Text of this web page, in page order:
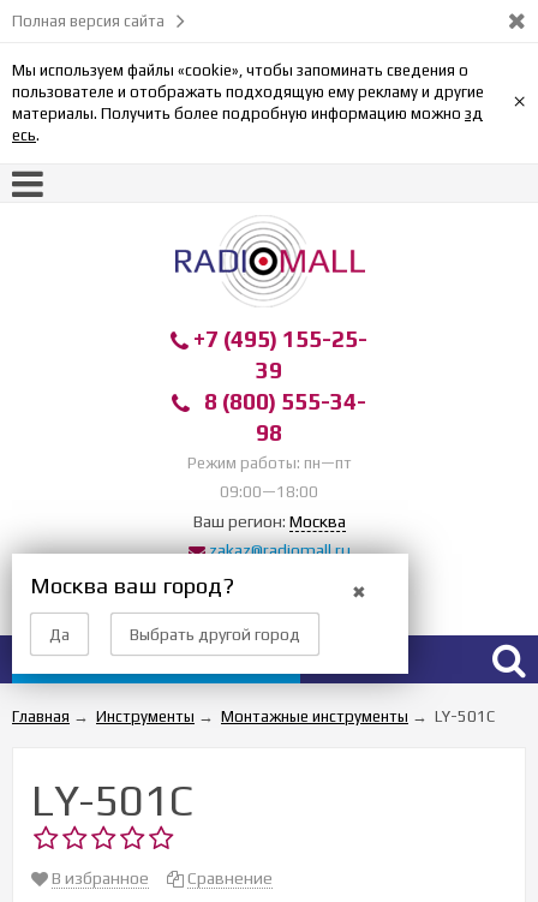
Полная версия сайта
Мы используем файлы «cookie», чтобы запоминать сведения о
пользователе и отображать подходящую ему рекламу и другие
материалы. Получить более подробную информацию можно зд
есь.
×
+7 (495) 155-25-
39
8 (800) 555-34-
98
Режим работы: пн—пт
09:00—18:00
Ваш регион: Москва
✖
Москва ваш город?
Да Выбрать другой город
zakaz@radiomall.ru
Прием заказов 24 часа
Вход Регистрация
Каталог товаров
Главная → Инструменты → Монтажные инструменты → LY-501C
LY-501C
В избранное Сравнение